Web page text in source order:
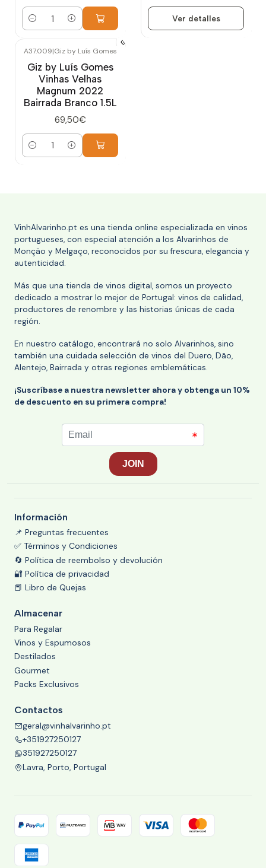
Cantidad
Ver detalles
A37.009|Giz by Luís Gomes
Giz by Luís Gomes
Vinhas Velhas
Magnum 2022
Bairrada Branco 1.5L
69,50€
Cantidad
VinhAlvarinho.pt es una tienda online especializada en vinos
portugueses, con especial atención a los Alvarinhos de
Monção y Melgaço, reconocidos por su frescura, elegancia y
autenticidad.
Más que una tienda de vinos digital, somos un proyecto
dedicado a mostrar lo mejor de Portugal: vinos de calidad,
productores de renombre y las historias únicas de cada
región.
En nuestro catálogo, encontrará no solo Alvarinhos, sino
también una cuidada selección de vinos del Duero, Dão,
Alentejo, Bairrada y otras regiones emblemáticas.
¡Suscríbase a nuestra newsletter ahora y obtenga un 10%
de descuento en su primera compra!
Información
📌 Preguntas frecuentes
✅ Términos y Condiciones
🔄 Política de reembolso y devolución
🔐 Política de privacidad
📕 Libro de Quejas
Almacenar
Para Regalar
Vinos y Espumosos
Destilados
Gourmet
Packs Exclusivos
Contactos
geral@vinhalvarinho.pt
+351927250127
351927250127
Lavra, Porto, Portugal